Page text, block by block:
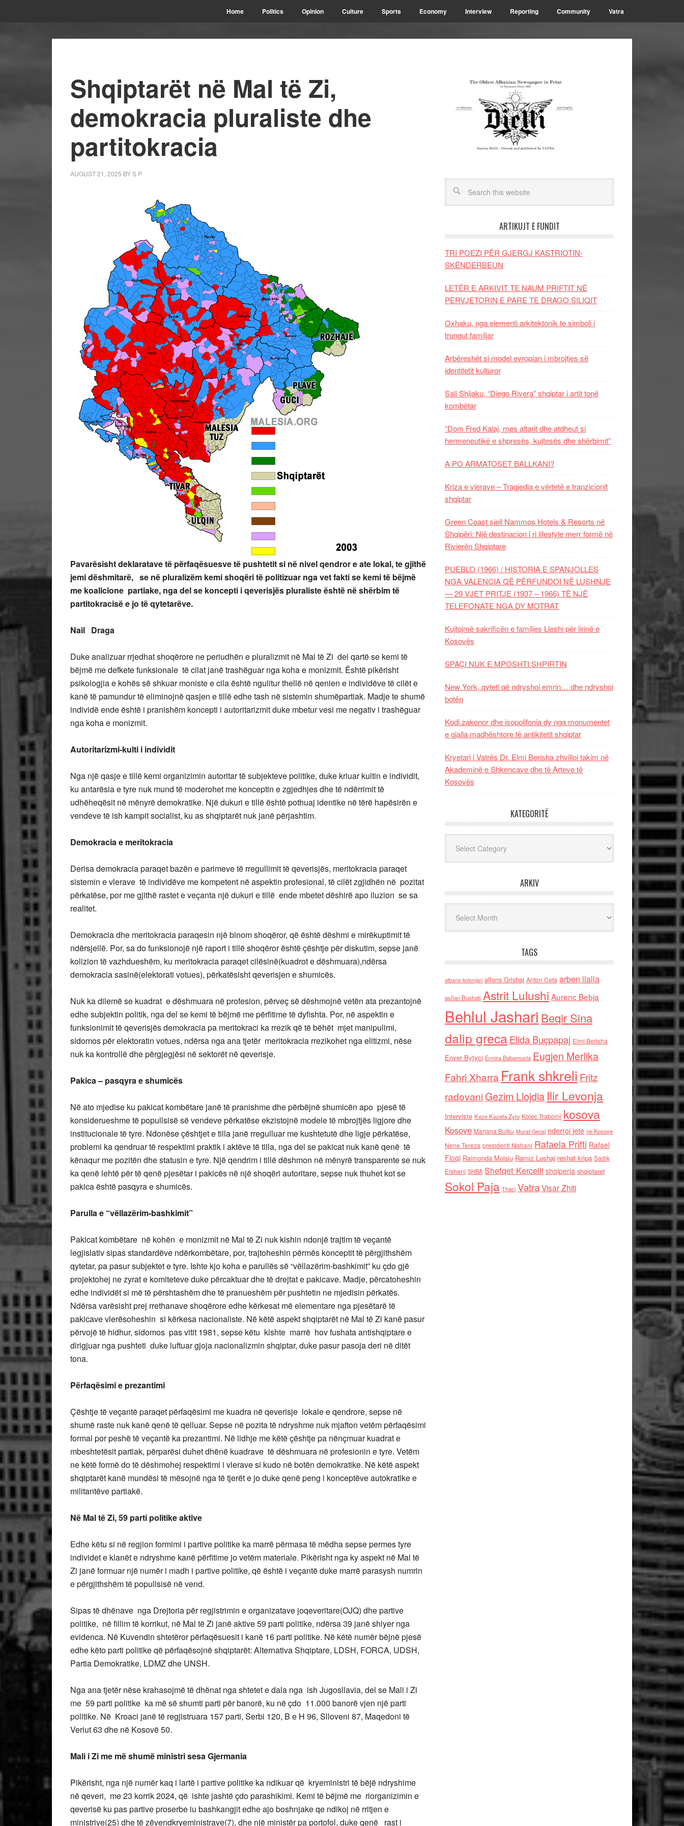
Home Politics Opinion Culture Sports Economy Interview Reporting Community Vatra
Shqiptarët në Mal të Zi,
demokracia pluraliste dhe
partitokracia
AUGUST 21, 2025 BYS P
Pavarësisht deklaratave të përfaqësuesve të pushtetit si në nivel qendror e ate lokal, te gjithë
jemi dëshmitarë, se në pluralizëm kemi shoqëri të politizuar nga vet fakti se kemi të bëjmë
me koalicione partiake, nga del se koncepti i qeverisjës pluraliste është në shërbim të
partitokracisë e jo të qytetarëve.
Nail Draga
Duke analizuar rrjedhat shoqërore ne periudhën e pluralizmit në Mal të Zi del qartë se kemi të
bëjmë me defkete funksionale të cilat janë trashëguar nga koha e monizmit. Është pikërisht
psikologjia e kohës së shkuar moniste e cila është ngulitur thellë në qenien e individëve të cilët e
kanë të pamundur të eliminojnë qasjen e tillë edhe tash në sistemin shumëpartiak. Madje te shumë
individë ende është i pranishëm koncepti i autoritarizmit duke mbetur vesi me negativ i trashëguar
nga koha e monizmit.
Autoritarizmi-kulti i individit
Nga një qasje e tillë kemi organizimin autoritar të subjekteve politike, duke kriuar kultin e individit,
ku antarësia e tyre nuk mund të moderohet me konceptin e zgjedhjes dhe të ndërrimit të
udhëheqësit në mënyrë demokratike. Një dukuri e tillë është pothuaj identike në tërë hapësirën e
vendeve të ish kampit socialist, ku as shqiptarët nuk janë përjashtim.
Demokracia e meritokracia
Derisa demokracia paraqet bazën e parimeve të rregullimit të qeverisjës, meritokracia paraqet
sistemin e vlerave të individëve me kompetent në aspektin profesional, të cilët zgjidhën në pozitat
përkatëse, por me gjithë rastet e veçanta një dukuri e tillë ende mbetet dëshirë apo iluzion se sa
realitet.
Demokracia dhe meritokracia paraqesin një binom shoqëror, që është dëshmi e mirëkuptimit të
ndërsjellë. Por, sa do funksionojë një raport i tillë shoqëror është çështje për diskutim, sepse janë
kolizion të vazhdueshëm, ku meritokracia paraqet cilësinë(kuadrot e dëshmuara),ndërsa
demokracia sasinë(elektorati votues), përkatësisht qeverisjen e shumicës.
Nuk ka dilemë se kuadrat e dëshmuara në profesion, përveç së dëshmojnë vetën ata prezantojnë
edhe subjektin politik, nga del se kemi të bëjmë me përfitime të dyfishta. Por, në aspektin e
funksionimit të qeverisjës demokracia pa meritokraci ka rrezik që të bëhët mjet manipulimi,
sidomos për elektoratin votues, ndërsa nga ana tjetër meritokracia rrezikohet nga elitizmi, nëse
nuk ka kontrollë dhe përgjegjësi në sektorët në qeverisje.
Pakica – pasqyra e shumicës
Në ato mjedise ku pakicat kombëtare janë të pranishme dhe përbëjnë shumicën apo pjesë të
konsiderueshme të popullsisë së vendeve përkatëse ekzistojnë modele të mbrojtjës ligjore dhe
institucionale të tyre. Ndonëse çështjet e tilla janë rregulluar me kushtetutë dhe ligje përkatëse,
problemi ka qendruar të respektimi praktik i aktëve të tilla, nga del se pakicat nuk kanë qenë të
kënaqur me pozitën dhe statusin e tyre. Një qendrim i tillë dëshmon në mënyrë transparente se nuk
ka qenë lehtë për të qenë pjesëtar i pakicës në një shoqëri autoritare, sepse nuk thuhet kot se
pakica është pasqyra e shumicës.
Parulla e “vëllazërim-bashkimit”
Pakicat kombëtare në kohën e monizmit në Mal të Zi nuk kishin ndonjë trajtim të veçantë
legjislativ sipas standardëve ndërkombëtare, por, trajtoheshin përmës konceptit të përgjithshëm
qytetar, pa pasur subjektet e tyre. Ishte kjo koha e parullës së “vëllazërim-bashkimit” ku çdo gjë
projektohej ne zyrat e komiteteve duke përcaktuar dhe të drejtat e pakicave. Madje, përcatoheshin
edhe individët si më të përshtashëm dhe të pranueshëm për pushtetin ne mjedisin përkatës.
Ndërsa varësisht prej rrethanave shoqërore edhe kërkesat më elementare nga pjesëtarë të
pakicave vlerësoheshin si kërkesa nacionaliste. Në këtë aspekt shqiptarët në Mal të Zi kanë pasur
përvojë të hidhur, sidomos pas vitit 1981, sepse këtu kishte marrë hov fushata antishqiptare e
dirigjuar nga pushteti duke luftuar gjoja nacionalizmin shqiptar, duke pasur pasoja deri në ditët
tona.
Përfaqësimi e prezantimi
Çështje të veçantë paraqet përfaqësimi me kuadra në qeverisje lokale e qendrore, sepse në
shumë raste nuk kanë qenë të qelluar. Sepse në pozita të ndryshme nuk mjafton vetëm përfaqësimi
formal por peshë të veçantë ka prezantimi. Në lidhje me këtë çështje pa nënçmuar kuadrat e
mbeshtetësit partiak, përparësi duhet dhënë kuadrave të dëshmuara në profesionin e tyre. Vetëm
ne këtë formë do të dëshmohej respektimi i vlerave si kudo në botën demokratike. Në këtë aspekt
shqiptarët kanë mundësi të mësojnë nga të tjerët e jo duke qenë peng i konceptëve autokratike e
militantëve partiakë.
Në Mal të Zi, 59 parti politike aktive
Edhe këtu si në regjion formimi i partive politike ka marrë përmasa të mëdha sepse permes tyre
individet e klanët e ndryshme kanë përfitime jo vetëm materiale. Pikërisht nga ky aspekt në Mal të
Zi janë formuar një numër i madh i partive politike, që është i veçantë duke marrë parasysh numrin
e përgjithshëm të popullsisë në vend.
Sipas të dhënave nga Drejtoria për regjistrimin e organizatave joqeveritare(OJQ) dhe partive
politike, në fillim të korrikut, në Mal të Zi janë aktive 59 parti politike, ndërsa 39 janë shlyer nga
evidenca. Në Kuvendin shtetëror përfaqësuesit i kanë 16 parti politike. Në këtë numër bëjnë pjesë
edhe këto parti politike që përfaqësojnë shqiptarët: Alternativa Shqiptare, LDSH, FORCA, UDSH,
Partia Demokratike, LDMZ dhe UNSH.
Nga ana tjetër nëse krahasojmë të dhënat nga shtetet e dala nga ish Jugosllavia, del se Mali i Zi
me 59 parti politike ka më së shumti parti për banorë, ku në çdo 11.000 banorë vjen një parti
politike. Në Kroaci janë të regjistruara 157 parti, Serbi 120, B e H 96, Slloveni 87, Maqedoni të
Veriut 63 dhe në Kosovë 50.
Mali i Zi me më shumë ministri sesa Gjermania
Pikërisht, nga një numër kaq i lartë i partive politike ka ndikuar që kryeministri të bëjë ndryshime
në qeveri, me 23 korrik 2024, që ishte jashtë çdo parashikimi. Kemi të bëjmë me riorganizimin e
qeverisë ku pas partive proserbe iu bashkangjit edhe ajo boshnjake qe ndikoj në rritjen e
ministrive(25) dhe të zëvendkryeministrave(7), dhe një ministër pa portofol, duke qenë rast i
ARTIKUJT E FUNDIT
TRI POEZI PËR GJERGJ KASTRIOTIN-
SKËNDERBEUN
LETËR E ARKIVIT TE NAUM PRIFTIT NË
PERVJETORIN E PARE TE DRAGO SILIQIT
Oxhaku, nga elementi arkitektonik te simboli i
trungut familjar
Arbëreshët si model evropian i mbrojtjes së
identitetit kulturor
Sali Shijaku, “Diego Rivera” shqiptar i artit tonë
kombëtar
“Dom Fred Kalaj, mes altarit dhe atdheut si
hermeneutikë e shpresës, kujtesës dhe shërbimit”
A PO ARMATOSET BALLKANI?
Kriza e vlerave – Tragjedia e vërtetë e tranzicionit
shqiptar
Green Coast sjell Nammos Hotels & Resorts në
Shqipëri: Një destinacion i ri lifestyle merr formë në
Rivierën Shqiptare
PUEBLO (1966) / HISTORIA E SPANJOLLES
NGA VALENCIA QË PËRFUNDOI NË LUSHNJE
— 29 VJET PRITJE (1937 – 1966) TË NJË
TELEFONATE NGA DY MOTRAT
Kujtojmë sakrificën e familjes Lleshi për lirinë e
Kosovës
SPAÇI NUK E MPOSHTI SHPIRTIN
New York, qyteti që ndryshoi emrin… dhe ndryshoi
botën
Kodi zakonor dhe isopolifonia dy nga monumentet
e gjalla madhështore të antikitetit shqiptar
Kryetari i Vatrës Dr. Elmi Berisha zhvilloi takim në
Akademinë e Shkencave dhe të Arteve të
Kosovës
KATEGORITË
ARKIV
TAGS
albano kolonjari alfons Grishaj Anton Cefa arben llalla
asllan Bushati Astrit Lulushi Aurenc Bebja
Behlul Jashari Beqir Sina
dalip grecaElida Buçpapaj Elmi Berisha
Enver Bytyci Ermira Babamusta Eugjen Merlika
Fahri Xharra Frank shkreli Fritz
radovaniGezim Llojdia Ilir Levonja
Interviste Keze Kozeta Zylo Kolec Traboini kosova
Kosove Marjana Bulku Murat Gecaj nderroi jete ne Kosove
Nene Tereza presidenti Nishani Rafaela Prifti Rafael
Floqi Raimonda Moisiu Ramiz Lushaj reshat kripa Sadik
Elshani SHBA Shefqet Kercelli shqiperia shqiptaret
Sokol Paja Thaci VatraVisar Zhiti